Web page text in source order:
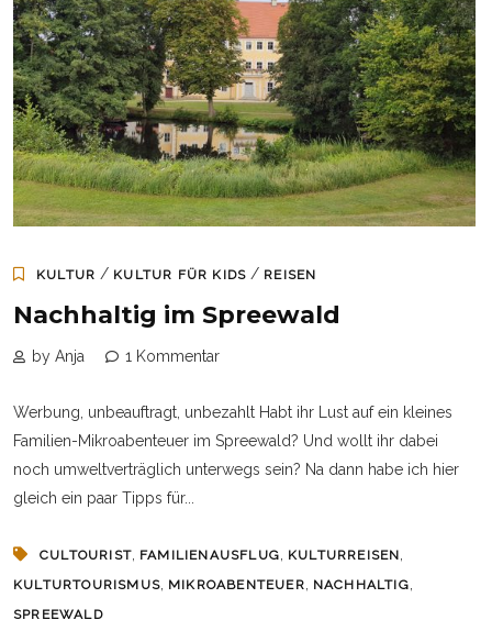
KULTUR / KULTUR FÜR KIDS / REISEN
Nachhaltig im Spreewald
by Anja 1 Kommentar
Werbung, unbeauftragt, unbezahlt Habt ihr Lust auf ein kleines
Familien-Mikroabenteuer im Spreewald? Und wollt ihr dabei
noch umweltverträglich unterwegs sein? Na dann habe ich hier
gleich ein paar Tipps für...
CULTOURIST FAMILIENAUSFLUG KULTURREISEN
KULTURTOURISMUS MIKROABENTEUER NACHHALTIG
SPREEWALD